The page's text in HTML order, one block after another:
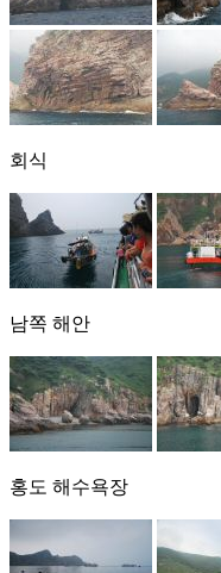
회식
남쪽 해안
홍도 해수욕장